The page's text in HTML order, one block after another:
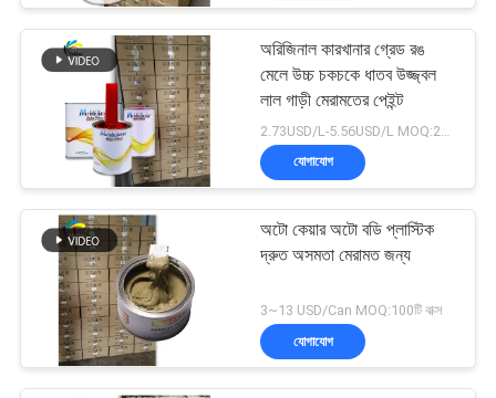
অরিজিনাল কারখানার গ্রেড রঙ
মেলে উচ্চ চকচকে ধাতব উজ্জ্বল
লাল গাড়ী মেরামতের পেইন্ট
যোগাযোগ
অটো কেয়ার অটো বডি প্লাস্টিক
দ্রুত অসমতা মেরামত জন্য
3~13 USD/Can MOQ:100টি বাক্স
যোগাযোগ